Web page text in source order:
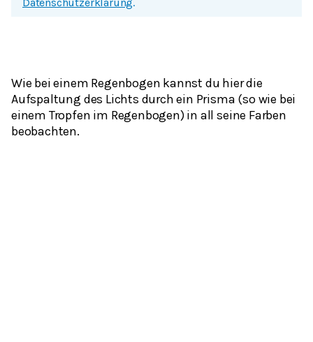
Wie bei einem Regenbogen kannst du hier die
Aufspaltung des Lichts durch ein Prisma (so wie bei
einem Tropfen im Regenbogen) in all seine Farben
beobachten.